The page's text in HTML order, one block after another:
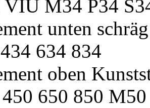
M34 P34
unten
634 834
oben
650 850